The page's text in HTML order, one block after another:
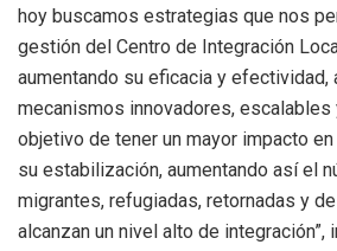
hoy buscamos estrategias que nos
gestión del Centro de Integración
aumentando su eficacia y efectividad,
mecanismos innovadores,
objetivo de tener un mayor impacto
su estabilización, aumentando así el
migrantes, refugiadas, retornadas y
alcanzan un nivel alto de integración”,